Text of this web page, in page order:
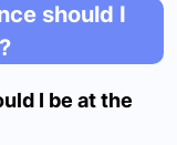
should I
I be at the